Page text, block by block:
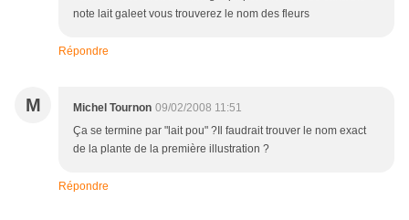
note lait galeet vous trouverez le nom des fleurs
Répondre
M Michel Tournon 09/02/2008 11:51
Ça se termine par "lait pou" ?Il faudrait trouver le nom exact
de la plante de la première illustration ?
Répondre